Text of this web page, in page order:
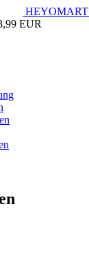
HEYOMART
EUR